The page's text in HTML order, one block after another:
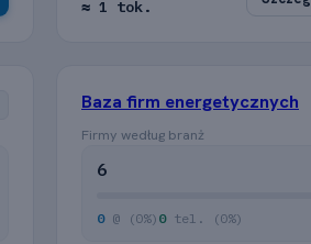
≈ 1 tok.
Baza firm energetycznych
Firmy według branż
6
0 @ (0%) 0 tel. (0%)